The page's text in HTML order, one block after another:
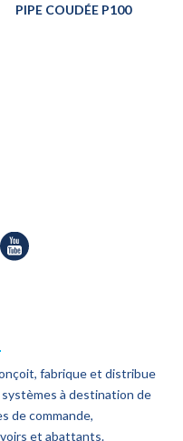
PIPE COUDÉE P100
fabrique et distribue
à destination de
de commande,
et abattants.